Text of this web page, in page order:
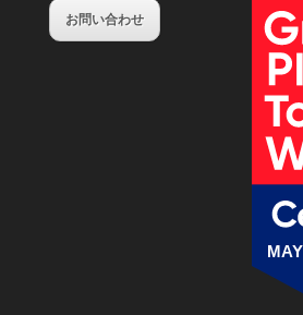
お問い合わせ